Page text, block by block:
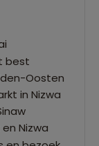
best
Oosten
in Nizwa
Nizwa